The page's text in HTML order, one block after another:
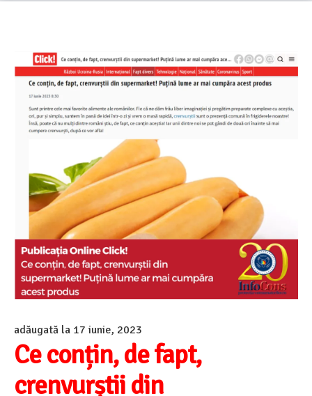
adăugată la 17 iunie, 2023
Ce conțin, de fapt,
crenvurștii din